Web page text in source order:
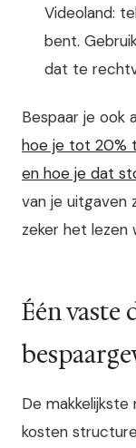
Videoland:
bent.
dat te
Bespaar je ook
hoe je tot 20%
en hoe je dat
van je uitgaven
zeker het lezen
Één vaste
De
kosten